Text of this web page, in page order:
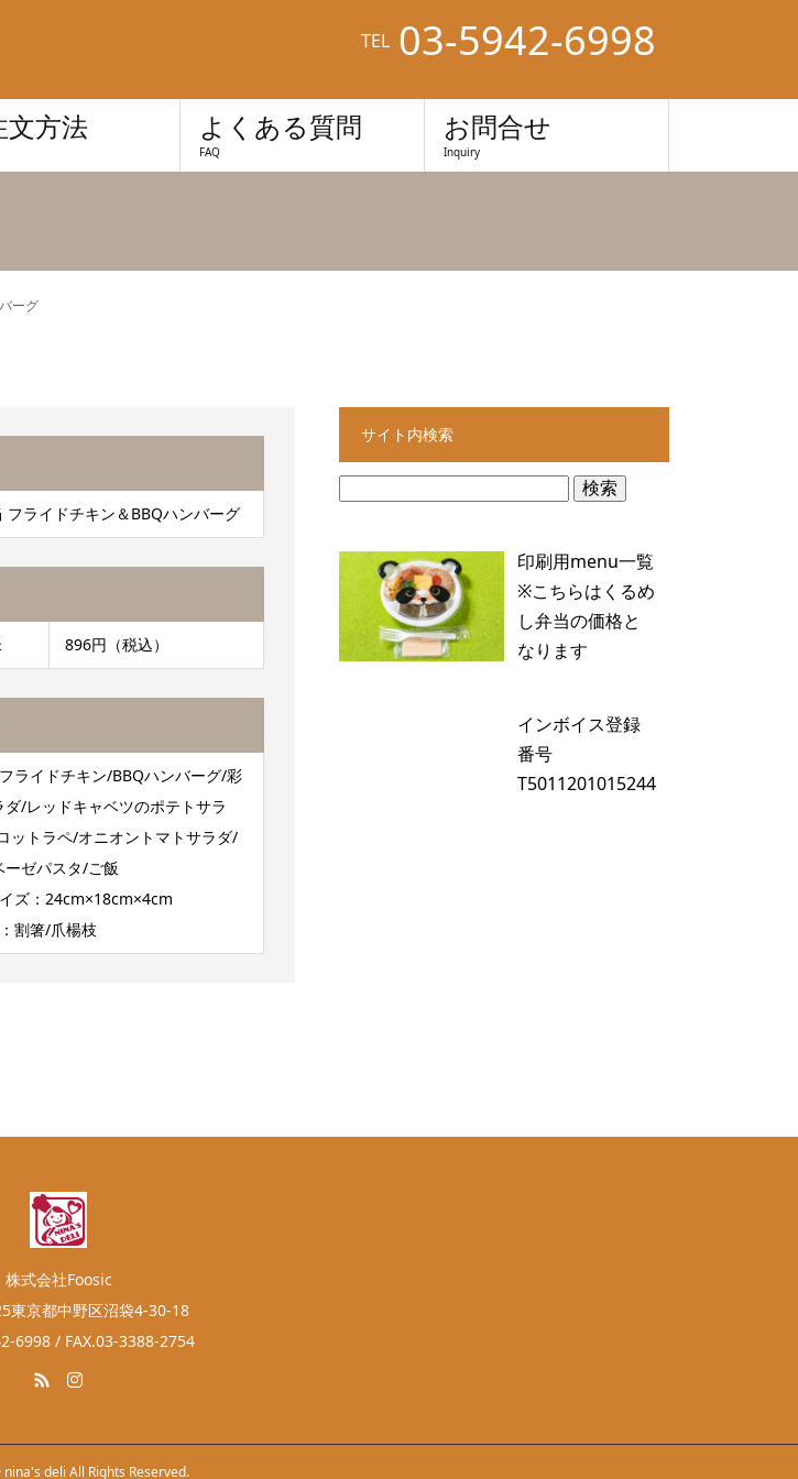
TEL 03-5942-6998
文方法 よくある質問
FAQ
お問合せ
Inquiry
ーグ
フライドチキン＆BBQハンバーグ
896円（税込）
ライドチキン/BBQハンバーグ/彩
ダ/レッドキャベツのポテトサラ
ットラペ/オニオントマトサラダ/
ーゼパスタ/ご飯
ズ：24cm×18cm×4cm
割箸/爪楊枝
サイト内検索
印刷用menu一覧
※こちらはくるめ
し弁当の価格と
なります
インボイス登録
番号
T5011201015244
株式会社Foosic
東京都中野区沼袋4-30-18
6998 / FAX.03-3388-2754
deli All Rights Reserved.